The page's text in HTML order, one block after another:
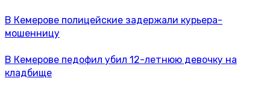
В Кемерове полицейские задержали курьера-
мошенницу
В Кемерове педофил убил 12-летнюю девочку на
кладбище